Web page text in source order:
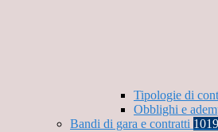
Tipologie di
Obblighi e
Bandi di gara e contratti 1019